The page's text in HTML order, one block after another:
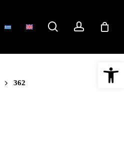
searchaccount
362